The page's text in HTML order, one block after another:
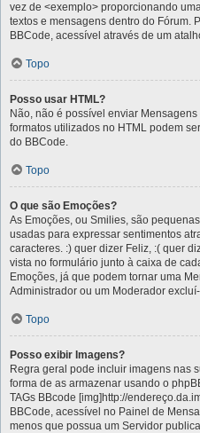
vez de <exemplo> proporcionando
textos e mensagens dentro do Fórum.
BBCode, acessível através de um
Topo
Posso usar HTML?
Não, não é possível enviar
formatos utilizados no HTML podem
do BBCode.
Topo
O que são Emoções?
As Emoções, ou Smilies, são
usadas para expressar sentimentos
caracteres. :) quer dizer Feliz, :( quer
vista no formulário junto à caixa de
Emoções, já que podem tornar uma
Administrador ou um Moderador
Topo
Posso exibir Imagens?
Regra geral pode incluir imagens nas
forma de as armazenar usando o
TAGs BBcode [img]http://
BBCode, acessível no Painel de
menos que possua um Servidor